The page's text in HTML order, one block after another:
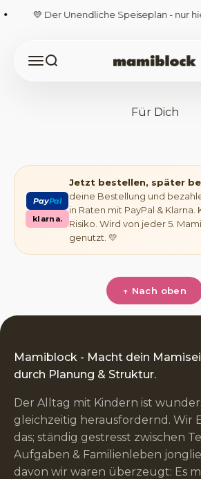
Zum Inhalt springen
💛 Der Unendliche Speiseplan - nur
Navigationsmenü öffnen
Suche öffnenmamiblock-Shop
Für Dich
PayPal
klarna.
Jetzt bestellen, später
deine Bestellung und
in Raten mit PayPal & Klarna.
Risiko. Wird von jeder 5.
genutzt. 💛
↑ Nach oben
Mamiblock - Macht dein
durch Planung & Struktur.
Der Alltag mit Kindern ist
gleichzeitig herausfordernd. Wir
das; ständig gestresst zwischen
Aufgaben & Familienleben
davon wir waren überzeugt: Es